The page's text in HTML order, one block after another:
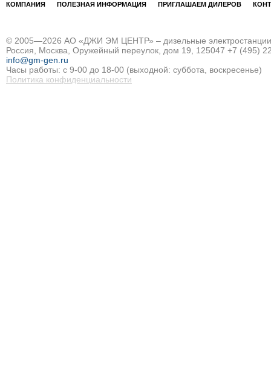
КОМПАНИЯ ПОЛЕЗНАЯ ИНФОРМАЦИЯ ПРИГЛАШАЕМ ДИЛЕРОВ
© 2005—2026 АО «ДЖИ ЭМ ЦЕНТР» – дизельные электростанции
Россия, Москва, Оружейный переулок, дом 19, 125047 +7 (495)
info@gm-gen.ru
Часы работы: с 9-00 до 18-00 (выходной: суббота, воскресенье)
Политика конфиденциальности